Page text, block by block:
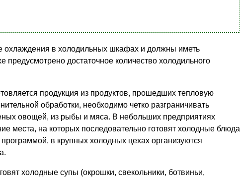
охлаждения в холодильных шкафах и должны иметь
предусмотрено достаточное количество холодильного
продукция из продуктов, прошедших тепловую
обработки, необходимо четко разграничивать
овощей, из рыбы и мяса. В небольших предприятиях
места, на которых последовательно готовят холодные блюда
в крупных холодных цехах организуются
холодные супы (окрошки, свекольники, ботвиньи,